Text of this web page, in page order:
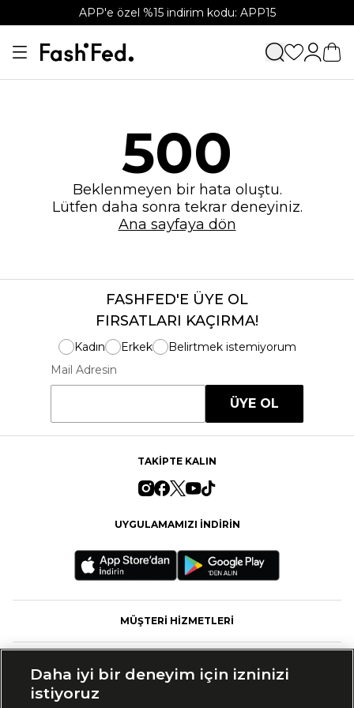
APP'e özel %15 indirim kodu: APP15
500
Beklenmeyen bir hata oluştu.
Lütfen daha sonra tekrar deneyiniz.
Ana sayfaya dön
FASHFED'E ÜYE OL
FIRSATLARI KAÇIRMA!
Kadın Erkek
Belirtmek istemiyorum
Mail Adresin
ÜYE OL
TAKİPTE KALIN
UYGULAMAMIZI İNDİRİN
MÜŞTERİ HİZMETLERİ
Daha iyi bir deneyim için izninizi
istiyoruz